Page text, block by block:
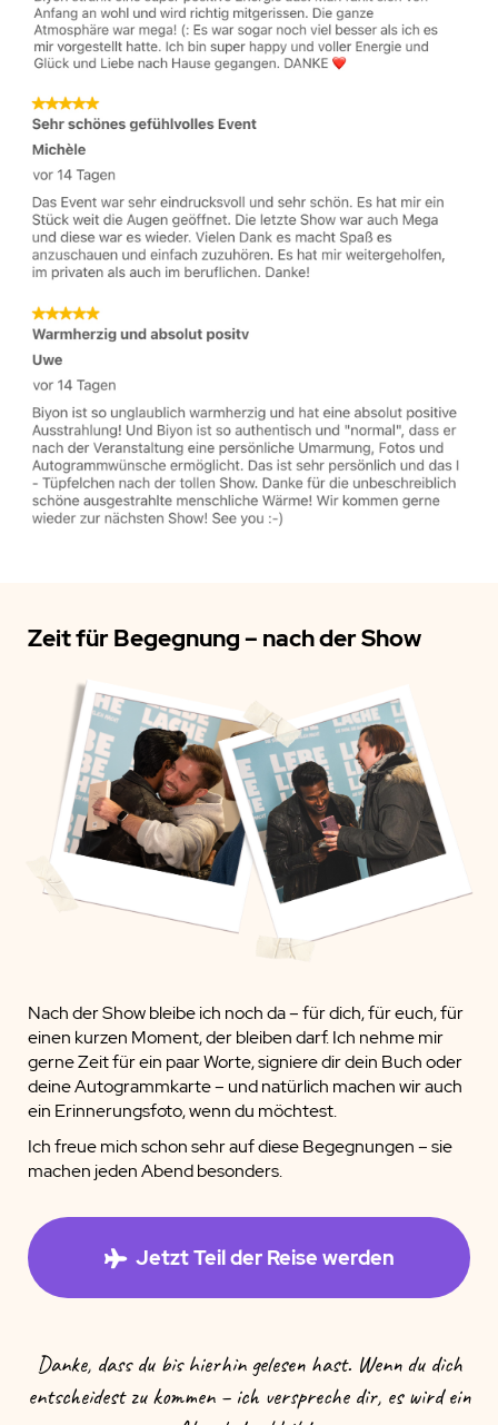
Zeit für Begegnung – nach der Show
Nach der Show bleibe ich noch da – für dich, für euch, für
einen kurzen Moment, der bleiben darf. Ich nehme mir
gerne Zeit für ein paar Worte, signiere dir dein Buch oder
deine Autogrammkarte – und natürlich machen wir auch
ein Erinnerungsfoto, wenn du möchtest.
Ich freue mich schon sehr auf diese Begegnungen – sie
machen jeden Abend besonders.
Jetzt Teil der Reise werden
Danke, dass du bis hierhin gelesen hast. Wenn du dich
entscheidest zu kommen – ich verspreche dir, es wird ein